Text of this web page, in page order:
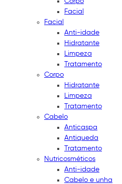
Facial
Facial
Anti-idade
Hidratante
Limpeza
Tratamento
Corpo
Hidratante
Limpeza
Tratamento
Cabelo
Anticaspa
Antiqueda
Tratamento
Nutricosméticos
Anti-idade
Cabelo e unha